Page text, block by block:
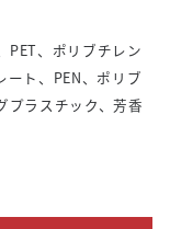
PET、ポリブチレン
ート、PEN、ポリブ
プラスチック、芳香